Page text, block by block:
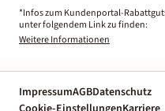
*Infos zum Kundenportal-
unter folgendem Link zu finden:
Weitere Informationen
ImpressumAGBDatenschutz